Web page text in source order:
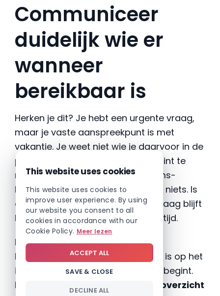
Communiceer
duidelijk wie er
wanneer
bereikbaar is
Herken je dit? Je hebt een urgente vraag,
maar je vaste aanspreekpunt is met
vakantie. Je weet niet wie je daarvoor in de
plaats kunt contacteren en je begint te
raden. Je stuurt iemand een Teams-
berichtje, maar hoort twee dagen niets. Is
die persoon ook weg? Druk? De vraag blijft
hangen, en ondertussen loopt de tijd.
Dat is vermijdbaar. Zorg dat
bereikbaarheid duidelijk zichtbaar is op het
intranet, vóór de vakantieperiode begint.
Publiceer eenbeschikbaarheidsoverzicht
This website uses cookies
This website uses cookies to
improve user experience. By using
our website you consent to all
cookies in accordance with our
Cookie Policy. Meer lezen
SAVE & CLOSE
ACCEPT ALL
DECLINE ALL